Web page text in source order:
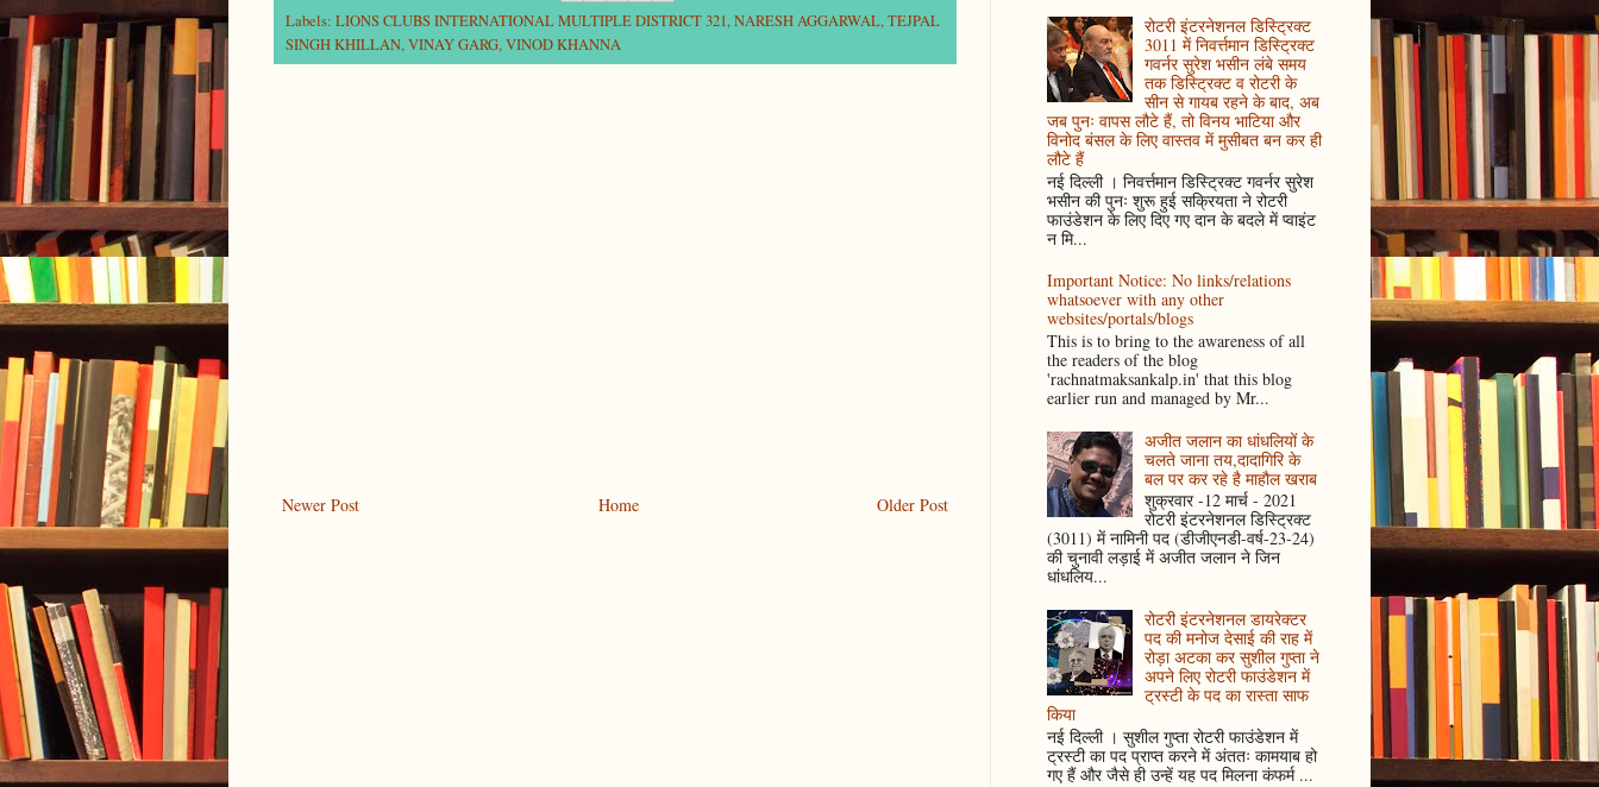
Labels: LIONS CLUBS INTERNATIONAL MULTIPLE DISTRICT 321,NARESH AGGARWAL,TEJPAL
SINGH KHILLAN,VINAY GARG,VINOD KHANNA
Newer Post Older Post
Home
रोटरी इंटरनेशनल डिस्ट्रिक्ट
3011 में निवर्त्तमान डिस्ट्रिक्ट
गवर्नर सुरेश भसीन लंबे समय
तक डिस्ट्रिक्ट व रोटरी के
सीन से गायब रहने के बाद, अब
जब पुनः वापस लौटे हैं, तो विनय भाटिया और
विनोद बंसल के लिए वास्तव में मुसीबत बन कर ही
लौटे हैं
नई दिल्ली । निवर्त्तमान डिस्ट्रिक्ट गवर्नर सुरेश
भसीन की पुनः शुरू हुई सक्रियता ने रोटरी
फाउंडेशन के लिए दिए गए दान के बदले में प्वाइंट
न मि...
Important Notice: No links/relations
whatsoever with any other
websites/portals/blogs
This is to bring to the awareness of all
the readers of the blog
'rachnatmaksankalp.in' that this blog
earlier run and managed by Mr...
अजीत जलान का धांधलियों के
चलते जाना तय,दादागिरि के
बल पर कर रहे है माहौल खराब
शुक्रवार -12 मार्च - 2021
रोटरी इंटरनेशनल डिस्ट्रिक्ट
(3011) में नामिनी पद (डीजीएनडी-वर्ष-23-24)
की चुनावी लड़ाई में अजीत जलान ने जिन
धांधलिय...
रोटरी इंटरनेशनल डायरेक्टर
पद की मनोज देसाई की राह में
रोड़ा अटका कर सुशील गुप्ता ने
अपने लिए रोटरी फाउंडेशन में
ट्रस्टी के पद का रास्ता साफ
किया
नई दिल्ली । सुशील गुप्ता रोटरी फाउंडेशन में
ट्रस्टी का पद प्राप्त करने में अंततः कामयाब हो
गए हैं और जैसे ही उन्हें यह पद मिलना कंफर्म ...